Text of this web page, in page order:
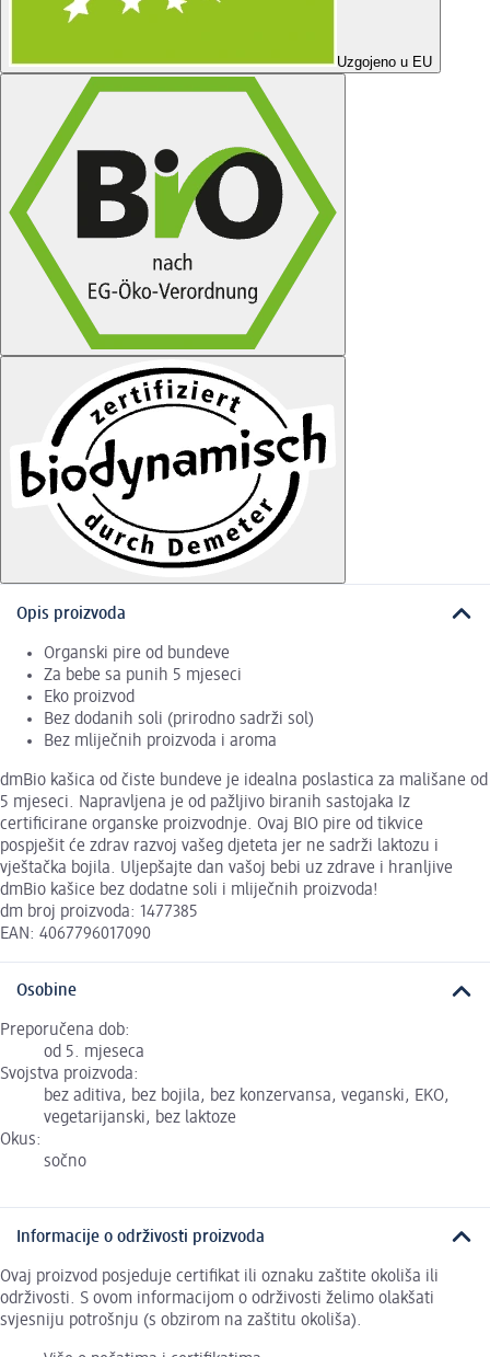
Uzgojeno u EU
Opis proizvoda
Organski pire od bundeve
Za bebe sa punih 5 mjeseci
Eko proizvod
Bez dodanih soli (prirodno sadrži sol)
Bez mliječnih proizvoda i aroma
dmBio kašica od čiste bundeve je idealna poslastica za mališane od
5 mjeseci. Napravljena je od pažljivo biranih sastojaka Iz
certificirane organske proizvodnje. Ovaj BIO pire od tikvice
pospješit će zdrav razvoj vašeg djeteta jer ne sadrži laktozu i
vještačka bojila. Uljepšajte dan vašoj bebi uz zdrave i hranljive
dmBio kašice bez dodatne soli i mliječnih proizvoda!
dm broj proizvoda: 1477385
EAN: 4067796017090
Osobine
Preporučena dob:
od 5. mjeseca
Svojstva proizvoda:
bez aditiva, bez bojila, bez konzervansa, veganski, EKO,
vegetarijanski, bez laktoze
Okus:
sočno
Informacije o održivosti proizvoda
Ovaj proizvod posjeduje certifikat ili oznaku zaštite okoliša ili
održivosti. S ovom informacijom o održivosti želimo olakšati
svjesniju potrošnju (s obzirom na zaštitu okoliša).